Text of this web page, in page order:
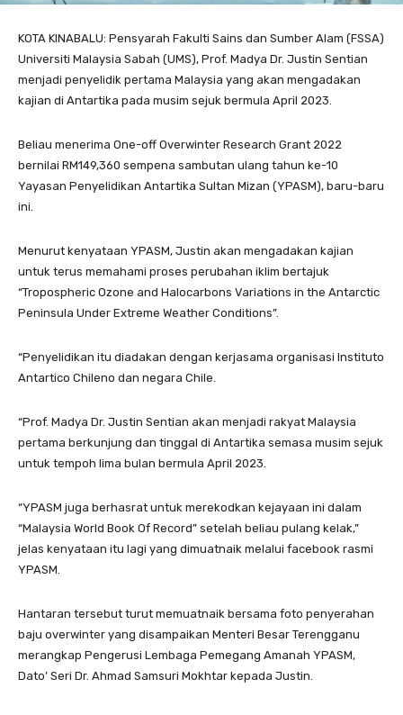
KOTA KINABALU: Pensyarah Fakulti Sains dan Sumber Alam (FSSA)
Universiti Malaysia Sabah (UMS), Prof. Madya Dr. Justin Sentian
menjadi penyelidik pertama Malaysia yang akan mengadakan
kajian di Antartika pada musim sejuk bermula April 2023.
Beliau menerima One-off Overwinter Research Grant 2022
bernilai RM149,360 sempena sambutan ulang tahun ke-10
Yayasan Penyelidikan Antartika Sultan Mizan (YPASM), baru-baru
ini.
Menurut kenyataan YPASM, Justin akan mengadakan kajian
untuk terus memahami proses perubahan iklim bertajuk
“Tropospheric Ozone and Halocarbons Variations in the Antarctic
Peninsula Under Extreme Weather Conditions”.
“Penyelidikan itu diadakan dengan kerjasama organisasi Instituto
Antartico Chileno dan negara Chile.
“Prof. Madya Dr. Justin Sentian akan menjadi rakyat Malaysia
pertama berkunjung dan tinggal di Antartika semasa musim sejuk
untuk tempoh lima bulan bermula April 2023.
“YPASM juga berhasrat untuk merekodkan kejayaan ini dalam
“Malaysia World Book Of Record” setelah beliau pulang kelak,”
jelas kenyataan itu lagi yang dimuatnaik melalui facebook rasmi
YPASM.
Hantaran tersebut turut memuatnaik bersama foto penyerahan
baju overwinter yang disampaikan Menteri Besar Terengganu
merangkap Pengerusi Lembaga Pemegang Amanah YPASM,
Dato’ Seri Dr. Ahmad Samsuri Mokhtar kepada Justin.